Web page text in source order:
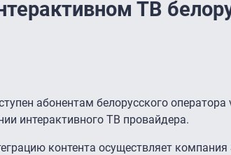
ТВ
абонентам белорусского
интерактивного ТВ провайдера.
контента осуществляет компания